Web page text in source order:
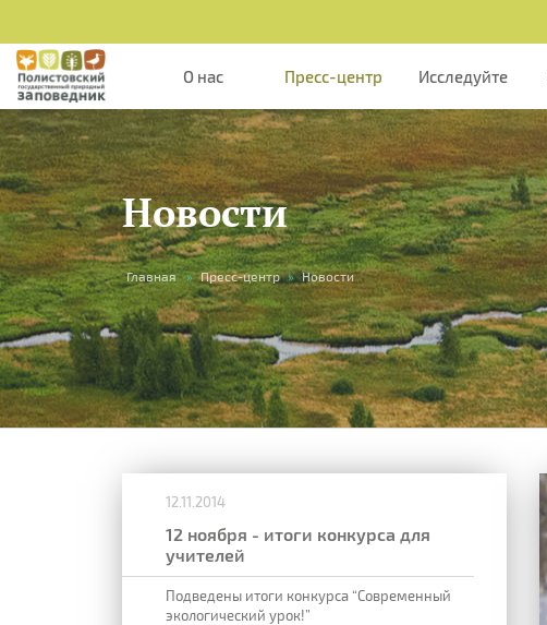
О нас Пресс-центр Исследуйте
Новости
Вы
здесь
Главная » Пресс-центр » Новости
12.11.2014
12 ноября - итоги конкурса для
учителей
Подведены итоги конкурса “Современный
экологический урок!”